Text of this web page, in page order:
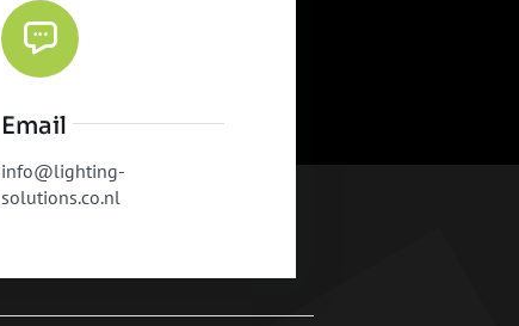
Email
info@lighting-
solutions.co.nl